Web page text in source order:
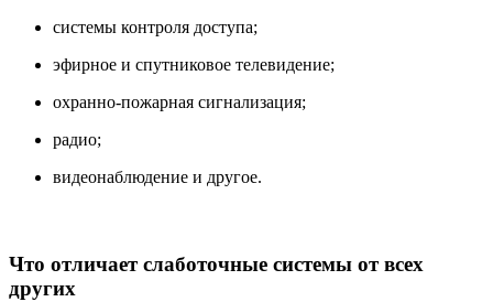
системы контроля доступа;
эфирное и спутниковое телевидение;
охранно-пожарная сигнализация;
радио;
видеонаблюдение и другое.
Что отличает слаботочные системы от всех
других